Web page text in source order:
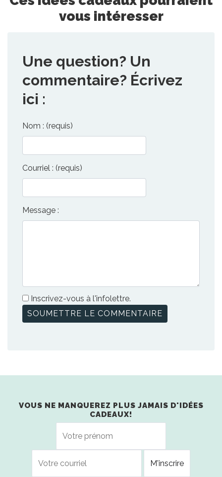
vous intéresser
Une question? Un
commentaire? Écrivez
ici :
Nom : (requis)
Courriel : (requis)
Message :
Inscrivez-vous à l'infolettre.
VOUS NE MANQUEREZ PLUS JAMAIS D'IDÉES
CADEAUX!